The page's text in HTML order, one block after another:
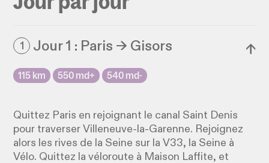
1 Jour 1 : Paris → Gisors ↓
115 km 550 md+ 540 md-
Quittez Paris en rejoignant le canal Saint Denis
pour traverser Villeneuve-la-Garenne. Rejoignez
alors les rives de la Seine sur la V33, la Seine à
Vélo. Quittez la véloroute à Maison Laffite, et